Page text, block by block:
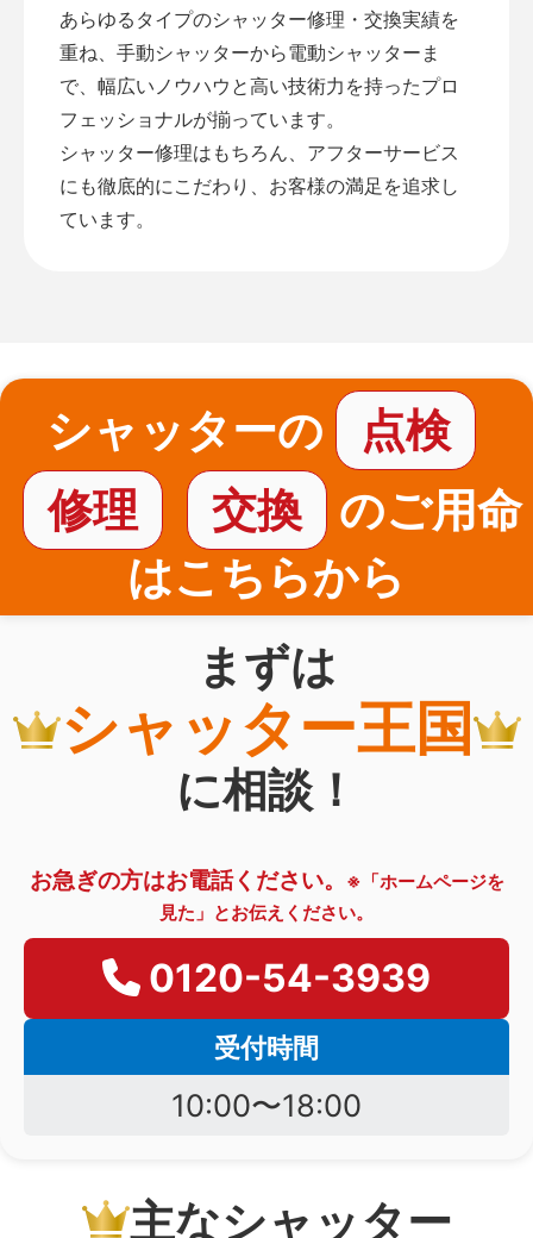
あらゆるタイプのシャッター修理・交換実績を
重ね、手動シャッターから電動シャッターま
で、幅広いノウハウと高い技術力を持ったプロ
フェッショナルが揃っています。
シャッター修理はもちろん、アフターサービス
にも徹底的にこだわり、お客様の満足を追求し
ています。
シャッターの
点検
修理
交換
のご用命
はこちらから
まずは
シャッター王国
に相談！
お急ぎの方はお電話ください。
※「ホームページを
見た」とお伝えください。
0120-54-3939
受付時間
10:00〜18:00
主なシャッター